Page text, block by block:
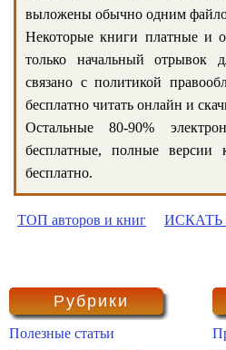
выложены обычно одним
Некоторые книги платные и
только начальный отрывок
связано с политикой
бесплатно читать онлайн и
Остальные 80-90%
бесплатные, полные версии
бесплатно.
ТОП авторов и книг ИСКАТЬ
Рубрики
Полезные статьи